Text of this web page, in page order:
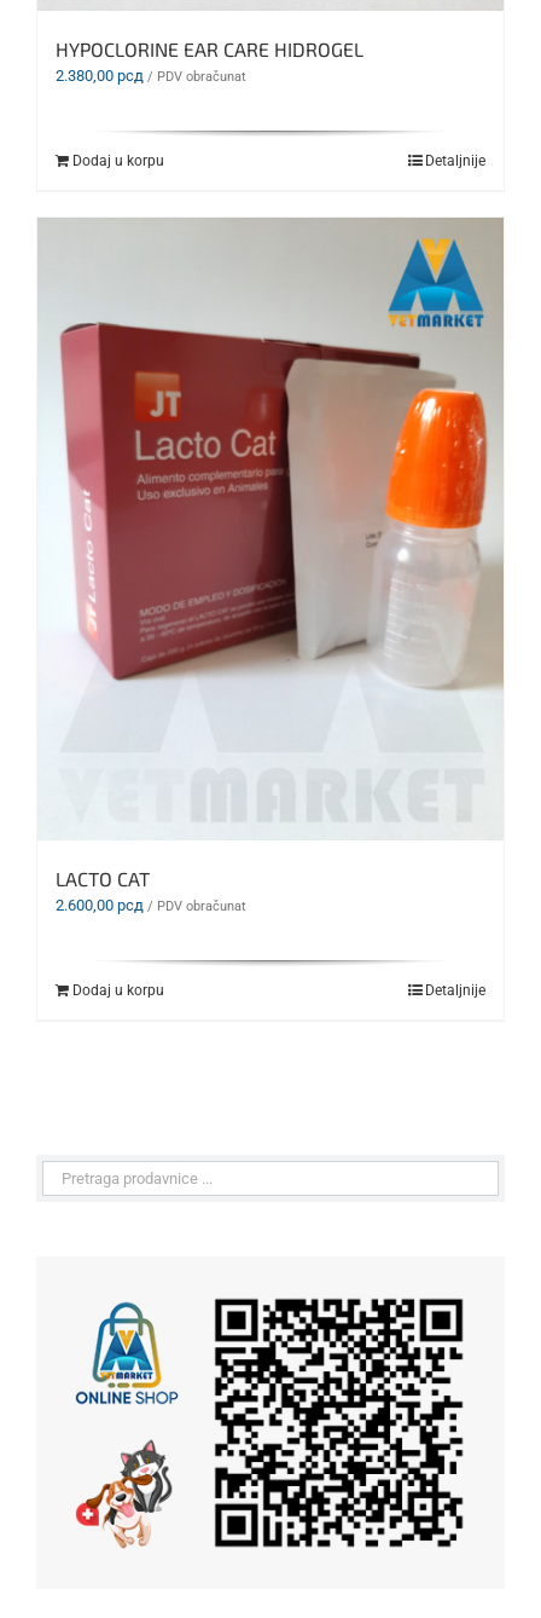
HYPOCLORINE EAR CARE HIDROGEL
2.380,00 рсд / PDV obračunat
Dodaj u korpu Detaljnije
LACTO CAT
2.600,00 рсд / PDV obračunat
Dodaj u korpu Detaljnije